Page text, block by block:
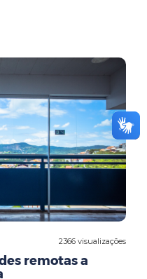
2366 visualizações
remotas a